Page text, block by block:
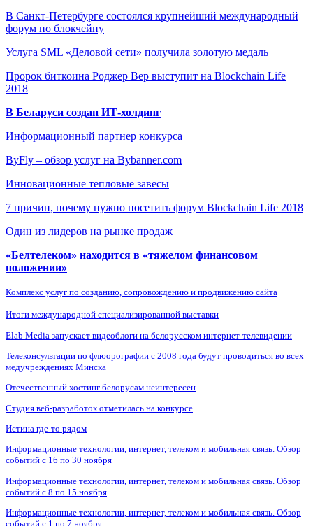
В Санкт-Петербурге состоялся крупнейший международный
форум по блокчейну
Услуга SML «Деловой сети» получила золотую медаль
Пророк биткоина Роджер Вер выступит на Blockchain Life
2018
В Беларуси создан ИТ-холдинг
Информационный партнер конкурса
ByFly – обзор услуг на Bybanner.com
Инновационные тепловые завесы
7 причин, почему нужно посетить форум Blockchain Life 2018
Один из лидеров на рынке продаж
«Белтелеком» находится в «тяжелом финансовом
положении»
Комплекс услуг по созданию, сопровождению и продвижению сайта
Итоги международной специализированной выставки
Elab Media запускает видеоблоги на белорусском интернет-телевидении
Телеконсультации по флюорографии с 2008 года будут проводиться во всех
медучреждениях Минска
Отечественный хостинг белорусам неинтересен
Студия веб-разработок отметилась на конкурсе
Истина где-то рядом
Информационные технологии, интернет, телеком и мобильная связь. Обзор
событий с 16 по 30 ноября
Информационные технологии, интернет, телеком и мобильная связь. Обзор
событий с 8 по 15 ноября
Информационные технологии, интернет, телеком и мобильная связь. Обзор
событий с 1 по 7 ноября